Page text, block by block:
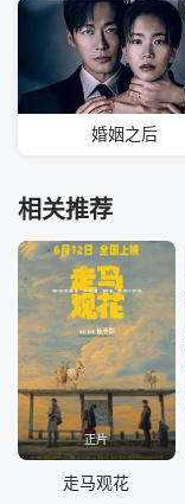
婚姻之后
相关推荐
正片
走马观花